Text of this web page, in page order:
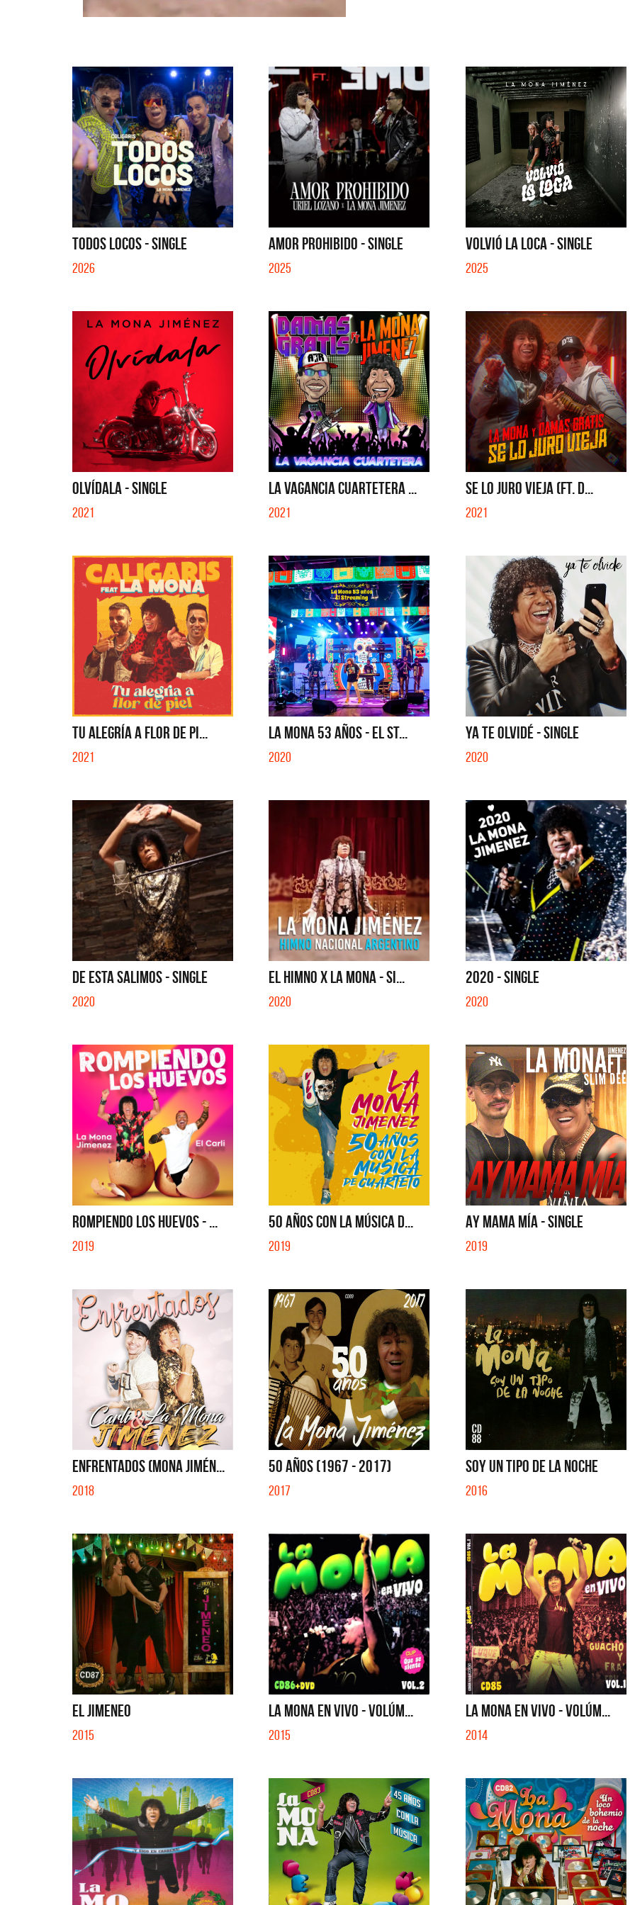
TODOS LOCOS - SINGLE
2026
AMOR PROHIBIDO - SINGLE
2025
VOLVIÓ LA LOCA - SINGLE
2025
OLVÍDALA - SINGLE
2021
LA VAGANCIA CUARTETERA ...
2021
SE LO JURO VIEJA (FT. D...
2021
TU ALEGRÍA A FLOR DE PI...
2021
LA MONA 53 AÑOS - EL ST...
2020
YA TE OLVIDÉ - SINGLE
2020
DE ESTA SALIMOS - SINGLE
2020
EL HIMNO X LA MONA - SI...
2020
2020 - SINGLE
2020
ROMPIENDO LOS HUEVOS - ...
2019
50 AÑOS CON LA MÚSICA D...
2019
AY MAMA MÍA - SINGLE
2019
ENFRENTADOS (MONA JIMÉN...
2018
50 AÑOS (1967 - 2017)
2017
SOY UN TIPO DE LA NOCHE
2016
EL JIMENEO
2015
LA MONA EN VIVO - VOLÚM...
2015
LA MONA EN VIVO - VOLÚM...
2014
La Muela y Sus Amigos
QUE NO SE MUELA LA MUELA - SINGLE
La Joaqui
TE VI - SINGLE
Migrantes
SI NO ES CON VOS - SINGLE